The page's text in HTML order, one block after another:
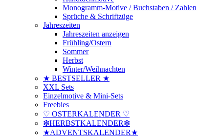
Monogramm-Motive / Buchstaben / Zahlen
Sprüche & Schriftzüge
Jahreszeiten
Jahreszeiten anzeigen
Frühling/Ostern
Sommer
Herbst
Winter/Weihnachten
★ BESTSELLER ★
XXL Sets
Einzelmotive & Mini-Sets
Freebies
♡ OSTERKALENDER ♡
❇HERBSTKALENDER❇
★ADVENTSKALENDER★